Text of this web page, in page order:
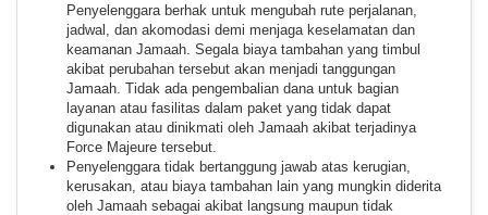
Penyelenggara berhak untuk mengubah rute perjalanan,
jadwal, dan akomodasi demi menjaga keselamatan dan
keamanan Jamaah. Segala biaya tambahan yang timbul
akibat perubahan tersebut akan menjadi tanggungan
Jamaah. Tidak ada pengembalian dana untuk bagian
layanan atau fasilitas dalam paket yang tidak dapat
digunakan atau dinikmati oleh Jamaah akibat terjadinya
Force Majeure tersebut.
Penyelenggara tidak bertanggung jawab atas kerugian,
kerusakan, atau biaya tambahan lain yang mungkin diderita
oleh Jamaah sebagai akibat langsung maupun tidak